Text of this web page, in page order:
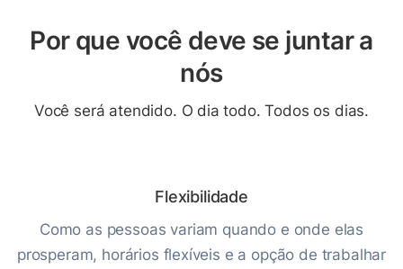
Por que você deve se juntar a
nós
Você será atendido. O dia todo. Todos os dias.
Flexibilidade
Como as pessoas variam quando e onde elas
prosperam, horários flexíveis e a opção de trabalhar